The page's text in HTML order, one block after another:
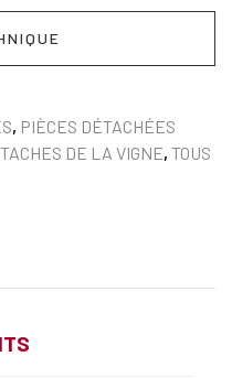
, PIÈCES DÉTACHÉES
DE LA VIGNE, TOUS